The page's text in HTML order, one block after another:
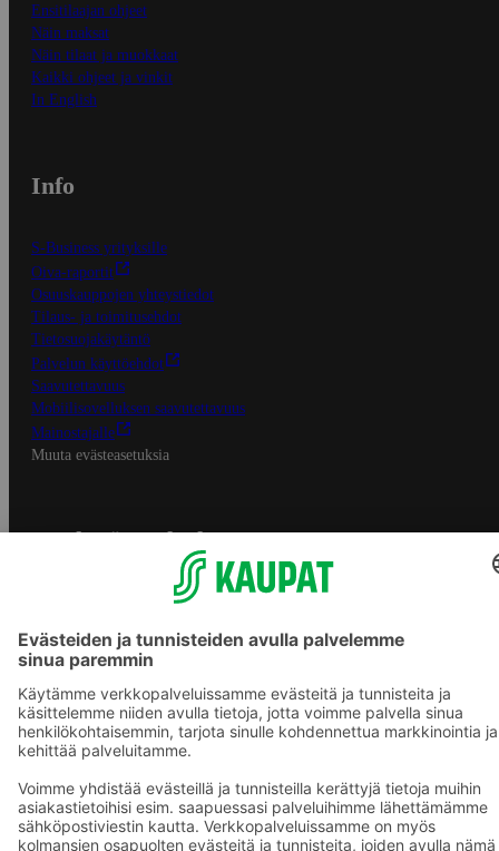
Ensitilaajan ohjeet
Näin maksat
Näin tilaat ja muokkaat
Kaikki ohjeet ja vinkit
In English
Info
S-Business yrityksille
Oiva-raportit
Osuuskauppojen yhteystiedot
Tilaus- ja toimitusehdot
Tietosuojakäytäntö
Palvelun käyttöehdot
Saavutettavuus
Mobiilisovelluksen saavutettavuus
Mainostajalle
Muuta evästeasetuksia
S-ryhmän palvelut
Asiakasomistajuus
Yhteishyvä Ruoka -sovellus
Prisma.fi
Sokos.fi
S-Pankki
Sokos Hotels
Raflaamo